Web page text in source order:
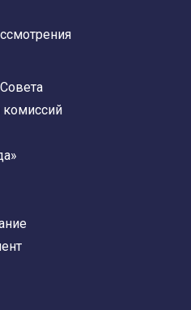
комиссий